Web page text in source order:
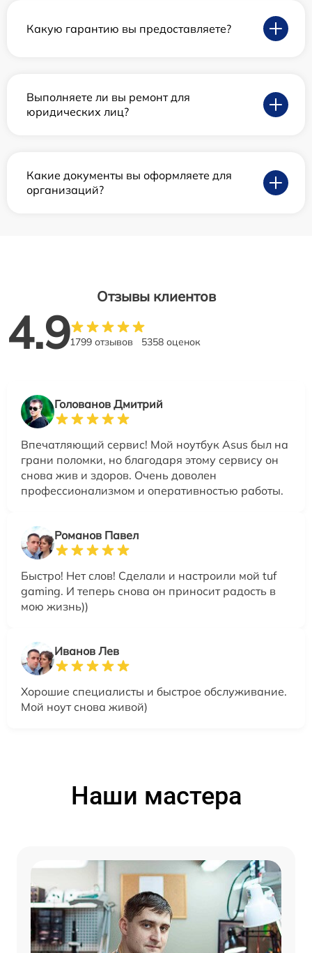
Какую гарантию вы предоставляете?
Выполняете ли вы ремонт для
юридических лиц?
Какие документы вы оформляете для
организаций?
Отзывы клиентов
4.91799 отзывов 5358 оценок
Голованов Дмитрий
Впечатляющий сервис! Мой ноутбук Asus был на
грани поломки, но благодаря этому сервису он
снова жив и здоров. Очень доволен
профессионализмом и оперативностью работы.
Романов Павел
Быстро! Нет слов! Сделали и настроили мой tuf
gaming. И теперь снова он приносит радость в
мою жизнь))
Иванов Лев
Хорошие специалисты и быстрое обслуживание.
Мой ноут снова живой)
Наши мастера